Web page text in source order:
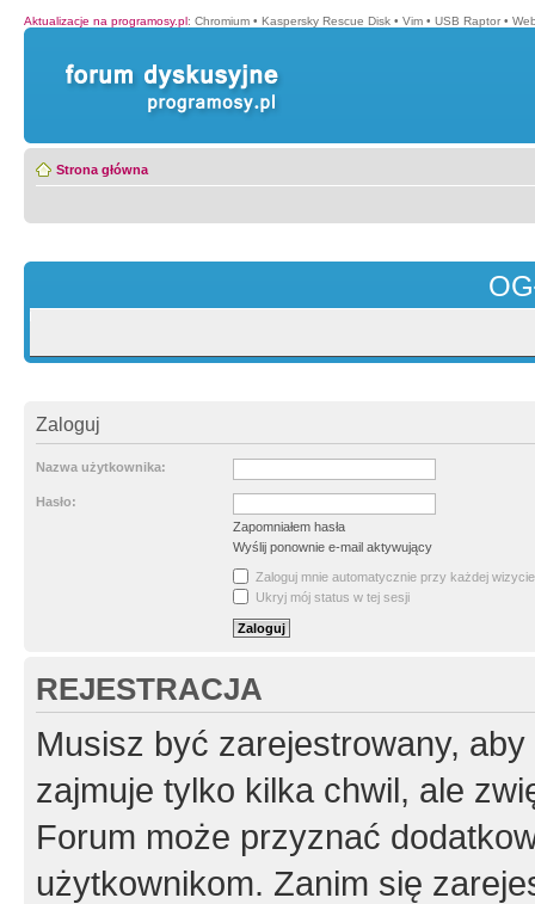
Aktualizacje na programosy.pl: Chromium • Kaspersky Rescue Disk • Vim • USB Raptor •
Strona główna
Zaloguj
Nazwa użytkownika:
Hasło:
Zapomniałem hasła
Wyślij ponownie e-mail aktywujący
Zaloguj mnie automatycznie przy każdej wizycie
Ukryj mój status w tej sesji
REJESTRACJA
Musisz być zarejestrowany,
zajmuje tylko kilka chwil, ale
Forum może przyznać
użytkownikom. Zanim się